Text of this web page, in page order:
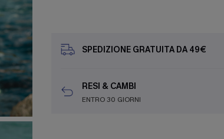
SPEDIZIONE GRATUITA DA 49€
RESI & CAMBI
ENTRO 30 GIORNI